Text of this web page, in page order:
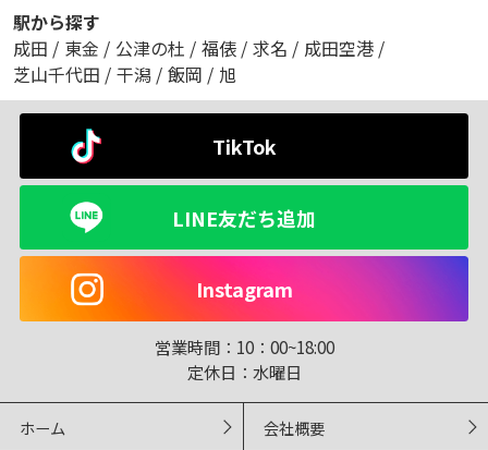
駅から探す
成田 / 東金 / 公津の杜 / 福俵 / 求名 / 成田空港 /
芝山千代田 / 干潟 / 飯岡 / 旭
TikTok
LINE友だち追加
Instagram
営業時間： 10：00~18:00
定休日： 水曜日
ホーム 会社概要